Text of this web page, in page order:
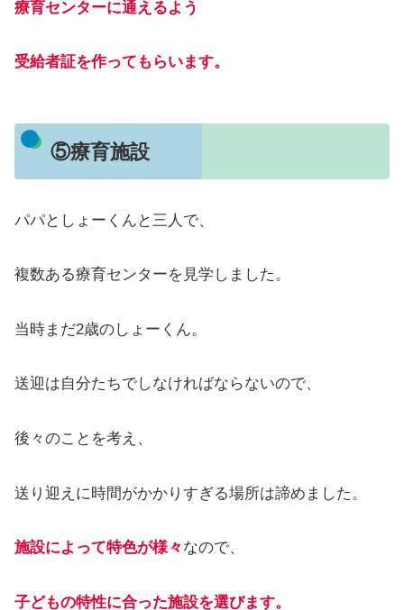
療育センターに通えるよう
受給者証を作ってもらいます。
⑤療育施設
パパとしょーくんと三人で、
複数ある療育センターを見学しました。
当時まだ2歳のしょーくん。
送迎は自分たちでしなければならないので、
後々のことを考え、
送り迎えに時間がかかりすぎる場所は諦めました。
施設によって特色が様々 なので、
子どもの特性に合った施設を選びます。